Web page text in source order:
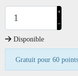
+
−
Disponible
Gratuit pour 60 points